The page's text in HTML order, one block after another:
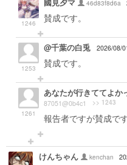
1246
國見夕マ 46d83f8d6a
賛成です。
1253
@千葉の白兎 2026/08/
賛成です。
1261
あなたが行きててよか
87051@0b4c1
>> 1243
報告者ですが賛成です
けんちゃん kenchan